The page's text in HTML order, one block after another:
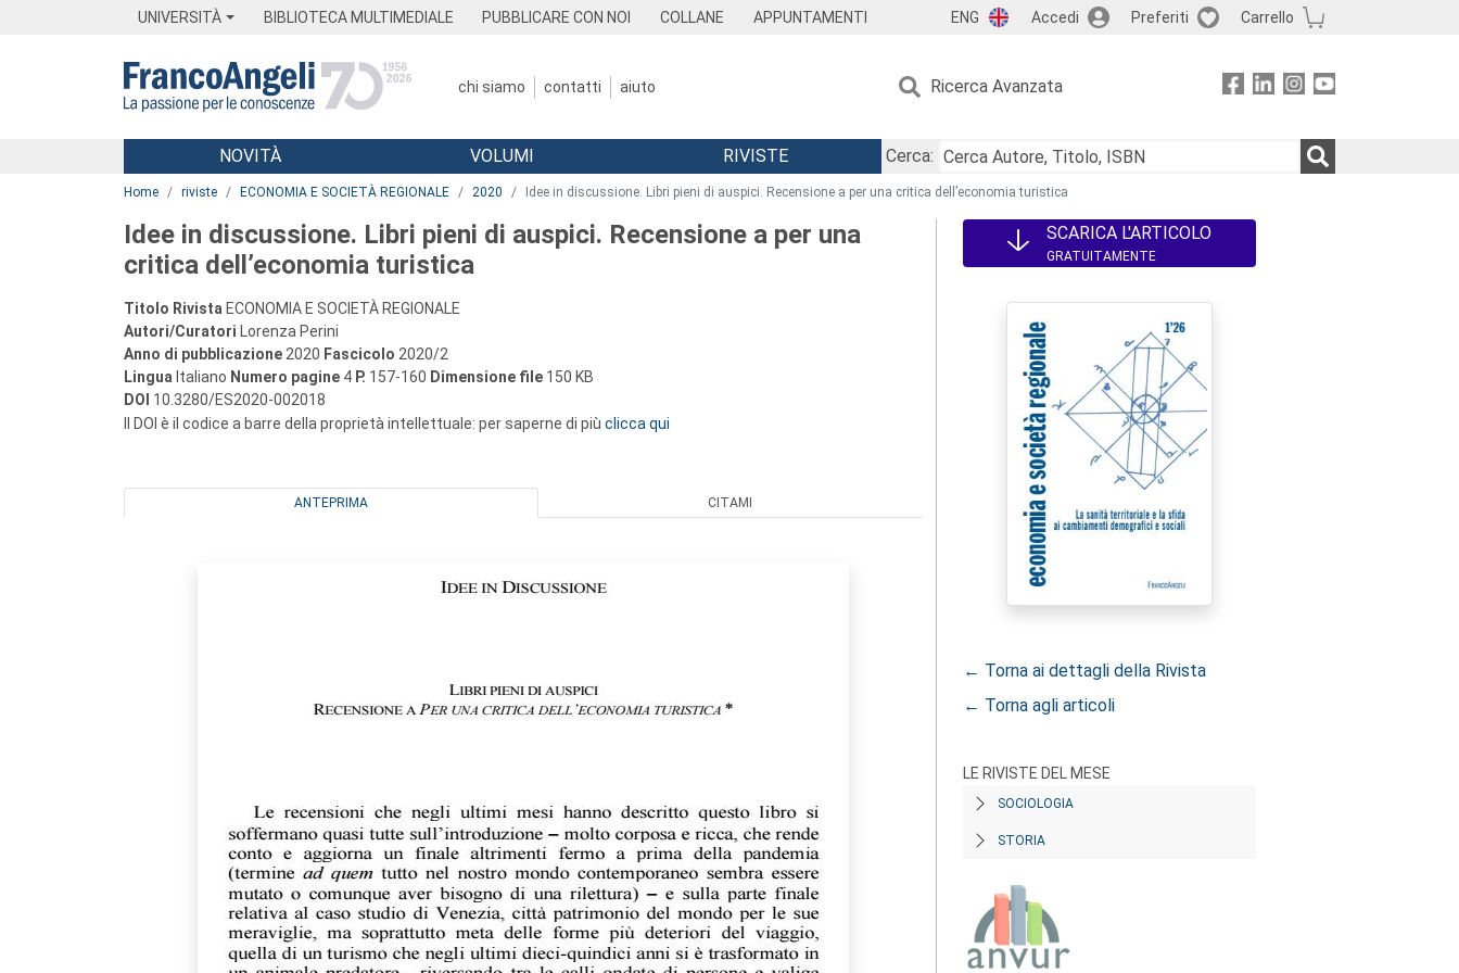
UNIVERSITÀ BIBLIOTECA MULTIMEDIALE PUBBLICARE CON NOI COLLANE APPUNTAMENTI ENG Accedi Preferiti Carrello
chi siamo contatti aiuto Ricerca Avanzata
Menu
NOVITÀ VOLUMI RIVISTE
Cerca:
Home riviste ECONOMIA E SOCIETÀ REGIONALE 2020 Idee in discussione. Libri pieni di auspici. Recensione a per una critica dell’economia turistica
Idee in discussione. Libri pieni di auspici. Recensione a per una
critica dell’economia turistica
Titolo Rivista ECONOMIA E SOCIETÀ REGIONALE
Autori/Curatori Lorenza Perini
Anno di pubblicazione 2020 Fascicolo 2020/2
Lingua Italiano Numero pagine 4 P. 157-160 Dimensione file 150 KB
DOI 10.3280/ES2020-002018
Il DOI è il codice a barre della proprietà intellettuale: per saperne di più clicca qui
ANTEPRIMA CITAMI
SCARICA L'ARTICOLO
GRATUITAMENTE
← Torna ai dettagli della Rivista
← Torna agli articoli
LE RIVISTE DEL MESE
SOCIOLOGIA
STORIA